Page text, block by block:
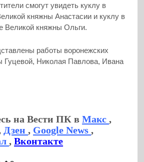
смогут увидеть куклу в
княжны Анастасии и куклу в
Великой княжны Ольги.
работы воронежских
Гуцевой, Николая Павлова, Ивана
на Вести ПК вМакс,
Дзен, Google News,
,Вконтакте